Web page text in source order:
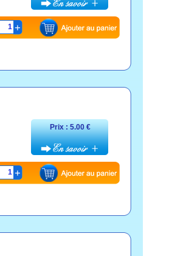
1
Prix : 5.00 €
1